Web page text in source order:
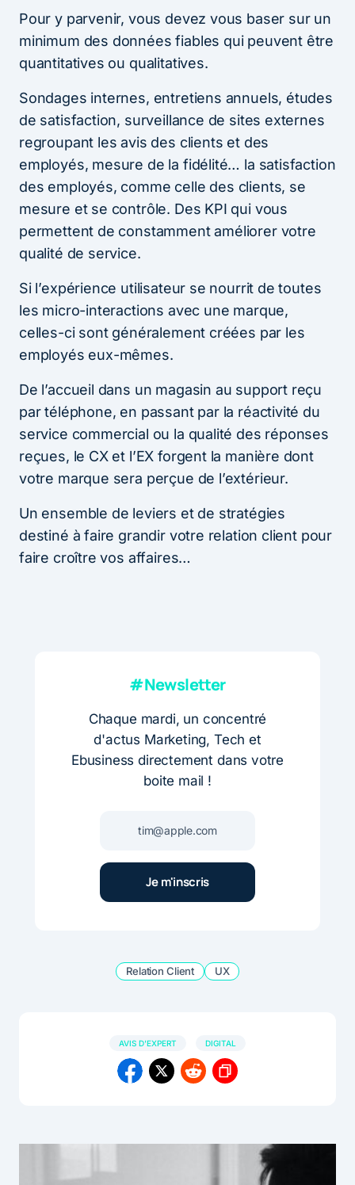
Pour y parvenir, vous devez vous baser sur un
minimum des données fiables qui peuvent être
quantitatives ou qualitatives.
Sondages internes, entretiens annuels, études
de satisfaction, surveillance de sites externes
regroupant les avis des clients et des
employés, mesure de la fidélité… la satisfaction
des employés, comme celle des clients, se
mesure et se contrôle. Des KPI qui vous
permettent de constamment améliorer votre
qualité de service.
Si l’expérience utilisateur se nourrit de toutes
les micro-interactions avec une marque,
celles-ci sont généralement créées par les
employés eux-mêmes.
De l’accueil dans un magasin au support reçu
par téléphone, en passant par la réactivité du
service commercial ou la qualité des réponses
reçues, le CX et l’EX forgent la manière dont
votre marque sera perçue de l’extérieur.
Un ensemble de leviers et de stratégies
destiné à faire grandir votre relation client pour
faire croître vos affaires…
#Newsletter
Chaque mardi, un concentré
d'actus Marketing, Tech et
Ebusiness directement dans votre
boite mail !
Relation Client UX
AVIS D'EXPERT DIGITAL